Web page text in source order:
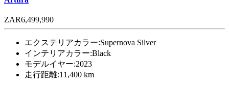
ZAR6,499,990
エクステリアカラー:Supernova Silver
インテリアカラー:Black
モデルイヤー:2023
走行距離:11,400 km